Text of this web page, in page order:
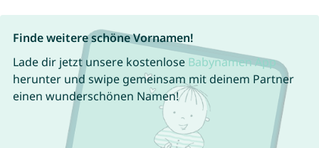
Finde weitere schöne Vornamen!
Lade dir jetzt unsere kostenlose Babynamen App
herunter und swipe gemeinsam mit deinem Partner
einen wunderschönen Namen!